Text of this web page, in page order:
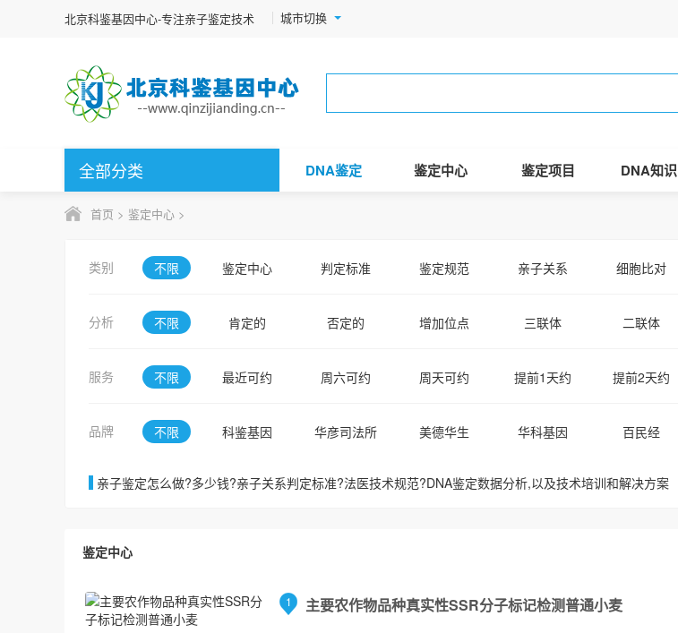
北京科鉴基因中心-专注亲子鉴定技术 城市切换
全部分类 DNA鉴定 鉴定中心 鉴定项目 DNA知识
首页 > 鉴定中心 >
类别 不限 鉴定中心 判定标准 鉴定规范 亲子关系 细胞比对
分析 不限 肯定的 否定的 增加位点 三联体 二联体
服务 不限 最近可约 周六可约 周天可约 提前1天约 提前2天约
品牌 不限 科鉴基因 华彦司法所 美德华生 华科基因 百民经
亲子鉴定怎么做?多少钱?亲子关系判定标准?法医技术规范?DNA鉴定数据分析,以及技术培训和解决方案
鉴定中心
1 主要农作物品种真实性SSR分子标记检测普通小麦